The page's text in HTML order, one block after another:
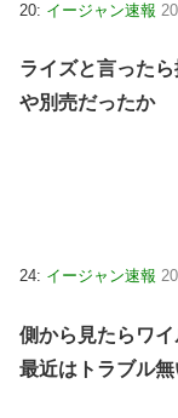
20: イージャン速報
ライズと言った
や別売だったか
24: イージャン速報
側から見たらワ
最近はトラブル